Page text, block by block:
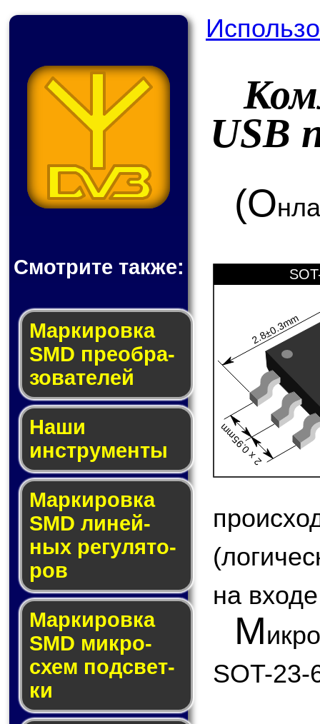
Смотрите также:
Мар­ки­ров­ка
SMD пре­об­ра­
зо­ва­те­лей
Наши
инструменты
Маркировка
SMD ли­ней­
ных ре­гу­ля­то­
ров
Маркировка
SMD мик­ро­
схем под­свет­
ки
USB
(О
2.8±0.3mm
2 x 0.95mm
на
М
SOT-23-